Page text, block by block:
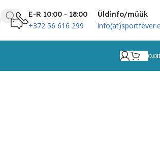
E-R 10:00 - 18:00
+372 56 616 299
Üldinfo/müük